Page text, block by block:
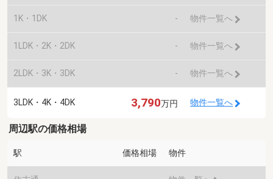
1K・1DK - 物件一覧へ
1LDK・2K・2DK - 物件一覧へ
2LDK・3K・3DK - 物件一覧へ
3LDK・4K・4DK 3,790万円 物件一覧へ
周辺駅の価格相場
駅 価格相場 物件